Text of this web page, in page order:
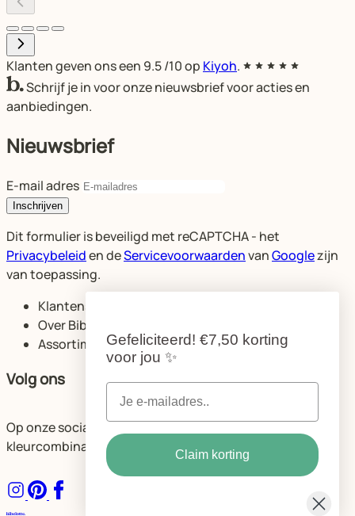
Klanten geven ons een 9.5/10 op Kiyoh.
Schrijf je in voor onze nieuwsbrief voor acties en
aanbiedingen.
Nieuwsbrief
E-mail adres
Inschrijven
Dit formulier is beveiligd met reCAPTCHA - het
Privacybeleiden deServicevoorwaardenvanGooglezijn
van toepassing.
Klantenservice
Over Bibelotte
Assortiment
Volg ons
Op onze socials delen we volop ideeën voor de mooiste
kleurcombinaties en ruimtes.
Gefeliciteerd! €7,50 korting
voor jou ✨
Claim korting